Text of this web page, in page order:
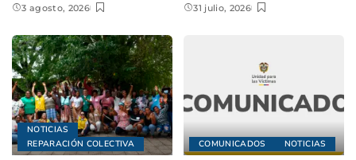
3 agosto, 2026 31 julio, 2026
NOTICIAS
REPARACIÓN COLECTIVA
COMUNICADOS NOTICIAS